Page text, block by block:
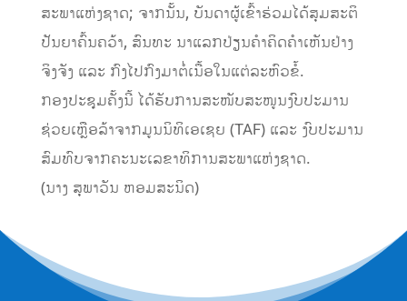
ສະພາແຫ່ງຊາດ; ຈາກນັ້ນ, ບັນດາຜູ້ເຂົ້າຮ່ວມໄດ້ສຸມສະຕິ
ປັນຍາຄົ້ນຄວ້າ, ສົນທະ ນາແລກປ່ຽນຄຳຄິດຄຳເຫັນຢ່າງ
ຈິງຈັງ ແລະ ກົງໄປກົງມາຕໍ່ເນື້ອໃນແຕ່ລະຫົວຂໍ້.
ກອງປະຊຸມຄັ້ງນີ້ ໄດ້ຮັບການສະໜັບສະໜູນງົບປະມານ
ຊ່ວຍເຫຼືອລ້າຈາກມູນນິທິເອເຊຍ (TAF) ແລະ ງົບປະມານ
ສົມທົບຈາກຄະນະເລຂາທິການສະພາແຫ່ງຊາດ.
(ນາງ ສຸພາວັນ ຫອມສະນິດ)